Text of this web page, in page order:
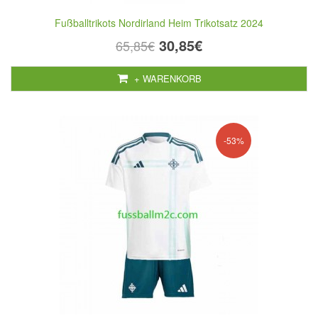
Fußballtrikots Nordirland Heim Trikotsatz 2024
65,85€ 30,85€
+ WARENKORB
-53%